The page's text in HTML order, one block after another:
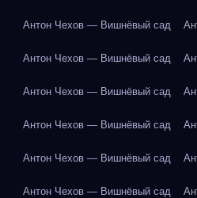
Антон Чехов — Вишнёвый сад
Антон Чехов — Вишнёвый сад
Антон Чехов — Вишнёвый сад
Антон Чехов — Вишнёвый сад
Антон Чехов — Вишнёвый сад
Антон Чехов — Вишнёвый сад